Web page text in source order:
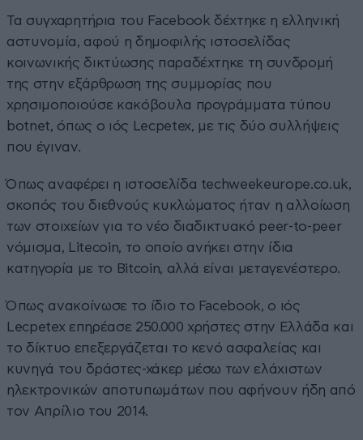
Τα συγχαρητήρια του Facebook δέχτηκε η ελληνική
αστυνομία, αφού η δημοφιλής ιστοσελίδας
κοινωνικής δικτύωσης παραδέχτηκε τη συνδρομή
της στην εξάρθρωση της συμμορίας που
χρησιμοποιούσε κακόβουλα προγράμματα τύπου
botnet, όπως ο ιός Lecpetex, με τις δύο συλλήψεις
που έγιναν.
Όπως αναφέρει η ιστοσελίδα techweekeurope.co.uk,
σκοπός του διεθνούς κυκλώματος ήταν η αλλοίωση
των στοιχείων για το νέο διαδικτυακό peer-to-peer
νόμισμα, Litecoin, το οποίο ανήκει στην ίδια
κατηγορία με το Bitcoin, αλλά είναι μεταγενέστερο.
Όπως ανακοίνωσε το ίδιο το Facebook, ο ιός
Lecpetex επηρέασε 250.000 χρήστες στην Ελλάδα και
το δίκτυο επεξεργάζεται το κενό ασφαλείας και
κυνηγά του δράστες-χάκερ μέσω των ελάχιστων
ηλεκτρονικών αποτυπωμάτων που αφήνουν ήδη από
τον Απρίλιο του 2014.